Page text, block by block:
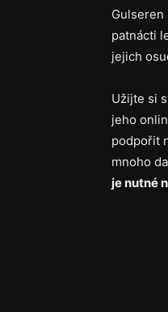
Gulseren
patnácti
jejich
Užijte si
jeho
podpořit
mnoho
je nutné